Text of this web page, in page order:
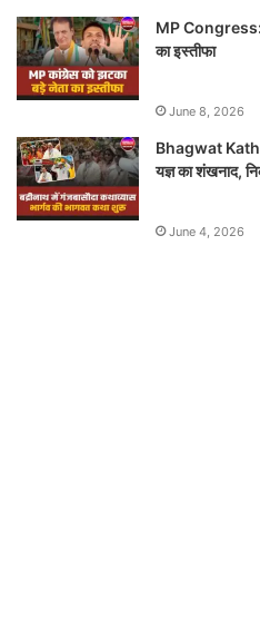
MP Congress:
का इस्तीफा
June 8, 2026
Bhagwat
यज्ञ का शंखनाद,
June 4, 2026